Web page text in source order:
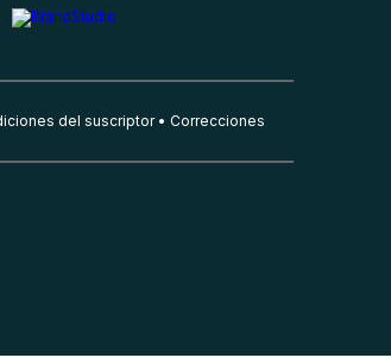
del suscriptor Correcciones